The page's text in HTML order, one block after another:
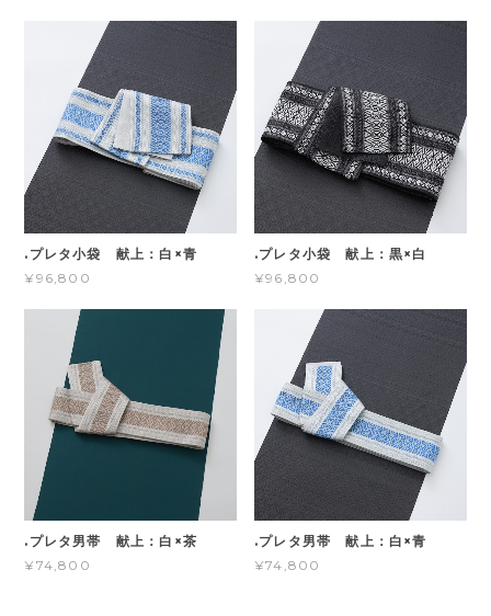
.プレタ小袋 献上：白×青
¥96,800
.プレタ小袋 献上：黒×白
¥96,800
.プレタ男帯 献上：白×茶
¥74,800
.プレタ男帯 献上：白×青
¥74,800